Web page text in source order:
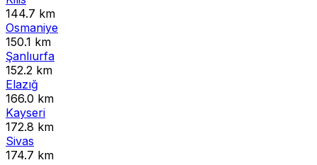
144.7 km
Osmaniye
150.1 km
Şanlıurfa
152.2 km
Elazığ
166.0 km
Kayseri
172.8 km
Sivas
174.7 km